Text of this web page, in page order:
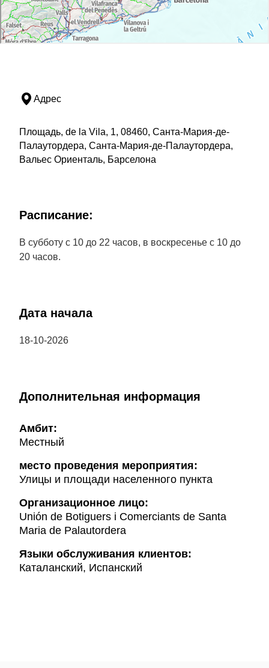
Адрес
Площадь, de la Vila, 1, 08460, Санта-Мария-де-
Палаутордера, Санта-Мария-де-Палаутордера,
Вальес Ориенталь, Барселона
Расписание:
В субботу с 10 до 22 часов, в воскресенье с 10 до
20 часов.
Дата начала
18-10-2026
Дополнительная информация
Амбит:
Местный
место проведения мероприятия:
Улицы и площади населенного пункта
Организационное лицо:
Unión de Botiguers i Comerciants de Santa
Maria de Palautordera
Языки обслуживания клиентов:
Каталанский, Испанский